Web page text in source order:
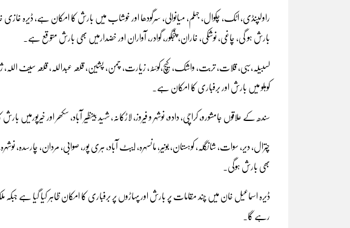
راولپنڈی، اٹک، چکوال، جہلم، میانوالی، سرگودھا اور خوشاب میں بارش کا امکان ہے، ڈیرہ غازی
بارش ہو گی، چاغی، نوشکی، خاران، پنجگور، گوادر، آواران اور خضدارمیں بھی بارش متوقع ہے۔
لسبیلہ،سبی، قلات، تربت، واشک، کیچ،کوئٹہ، زیارت، چمن، پشین، قلعہ عبداللہ، قلعہ سیف
کوہلو میں بارش اور برفباری کا امکان ہے۔
سندھ کے علاقوں جامشورو، کراچی، دادو، نوشہر و فیروز، لاڑکانہ، شہید بینظیر آباد، سکھر اور خیرپورمیں
چترال، دیر، سوات، شانگلہ، کوہستان، بونیر، مانسہرہ، ایبٹ آباد، ہری پور، صوابی، مردان، چارسدہ،
بھی بارش ہوگی۔
ڈیرہ اسماعیل خان میں چند مقامات پر بارش اور پہاڑوں پر برفباری کا امکان ظاہر کیا گیا ہے
رہے گا۔